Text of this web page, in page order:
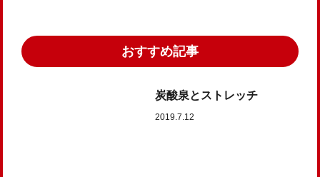
おすすめ記事
炭酸泉とストレッチ
2019.7.12